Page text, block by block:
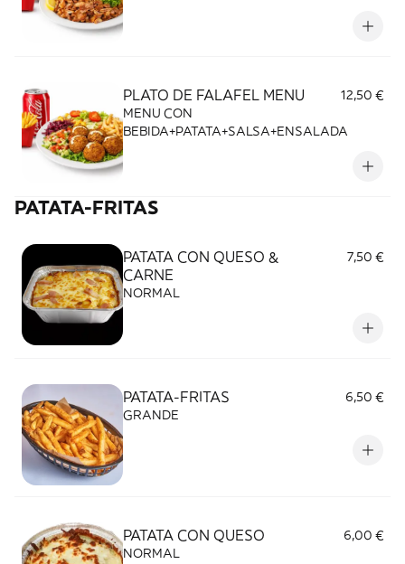
PLATO DE FALAFEL MENU
12,50 €
MENU CON
BEBIDA+PATATA+SALSA+ENSALADA
PATATA-FRITAS
PATATA CON QUESO &
CARNE
7,50 €
NORMAL
PATATA-FRITAS
6,50 €
GRANDE
PATATA CON QUESO
6,00 €
NORMAL